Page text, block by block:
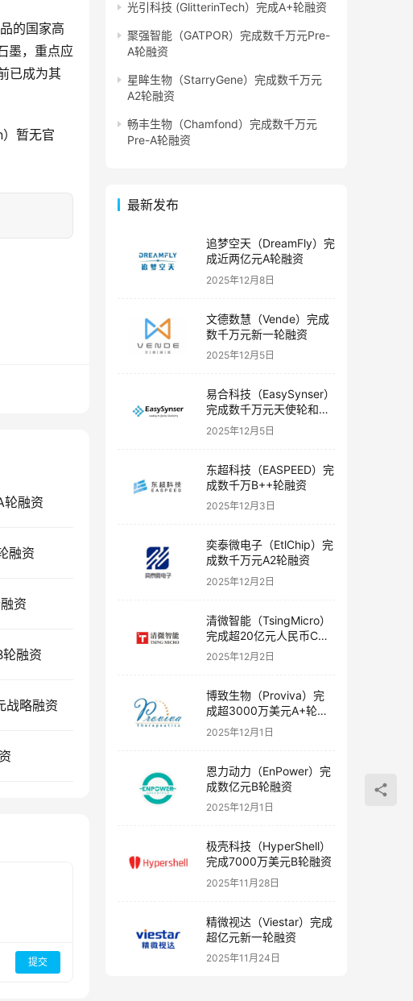
的国家高
墨，重点应
已成为其
暂无官
轮融资
融资
资
融资
战略融资
提交
光引科技 (GlitterinTech）完成A+轮融资
聚强智能（GATPOR）完成数千万元Pre-
A轮融资
星眸生物（StarryGene）完成数千万元
A2轮融资
畅丰生物（Chamfond）完成数千万元
Pre-A轮融资
最新发布
追梦空天（DreamFly）完
成近两亿元A轮融资
2025年12月8日
文德数慧（Vende）完成
数千万元新一轮融资
2025年12月5日
易合科技（EasySynser）
完成数千万元天使轮和天
使+轮融资
2025年12月5日
东超科技（EASPEED）完
成数千万B++轮融资
2025年12月3日
奕泰微电子（EtlChip）完
成数千万元A2轮融资
2025年12月2日
清微智能（TsingMicro）
完成超20亿元人民币C轮
融资
2025年12月2日
博致生物（Proviva）完
成超3000万美元A+轮融
资
2025年12月1日
恩力动力（EnPower）完
成数亿元B轮融资
2025年12月1日
极壳科技（HyperShell）
完成7000万美元B轮融资
2025年11月28日
精微视达（Viestar）完成
超亿元新一轮融资
2025年11月24日